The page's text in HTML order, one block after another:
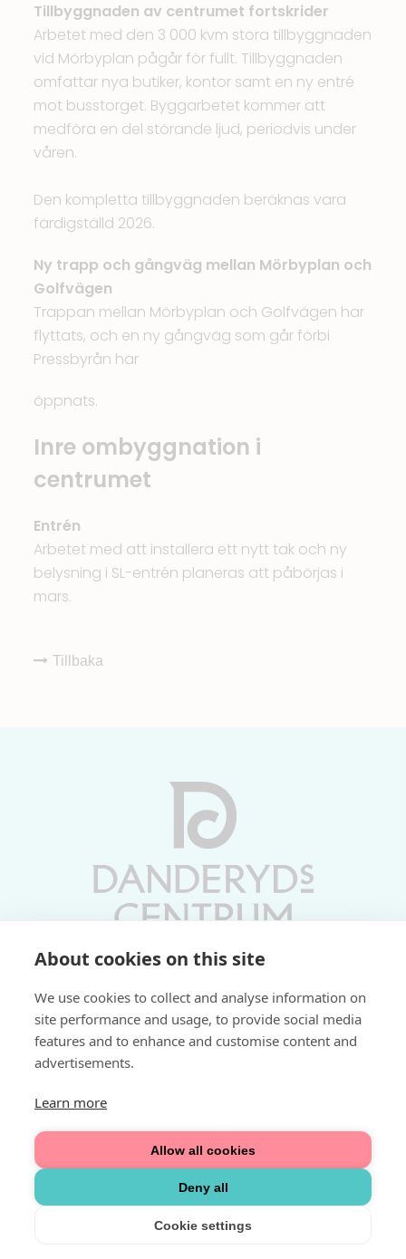
About cookies on this site
We use cookies to collect and analyse information on
site performance and usage, to provide social media
features and to enhance and customise content and
advertisements.
Learn more
Allow all cookies
Deny all
Cookie settings
Tillbyggnaden av centrumet fortskrider
Arbetet med den 3 000 kvm stora tillbyggnaden
vid Mörbyplan pågår för fullt. Tillbyggnaden
omfattar nya butiker, kontor samt en ny entré
mot busstorget. Byggarbetet kommer att
medföra en del störande ljud, periodvis under
våren.
Den kompletta tillbyggnaden beräknas vara
färdigställd 2026.
Ny trapp och gångväg mellan Mörbyplan och
Golfvägen
Trappan mellan Mörbyplan och Golfvägen har
flyttats, och en ny gångväg som går förbi
Pressbyrån har
öppnats.
Inre ombyggnation i
centrumet
Entrén
Arbetet med att installera ett nytt tak och ny
belysning i SL-entrén planeras att påbörjas i
mars.
Tillbaka
Söndagar 11-17 | Livs 07-22
Fri parkering i P-hus:
Välkommen
Integritetspolicy